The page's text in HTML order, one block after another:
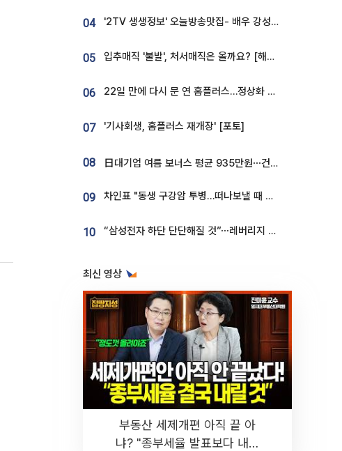
04 '2TV 생생정보' 오늘방송맛집- 배우 강성진 단골! 쌀국수ㆍ푸팟퐁 커리 맛집 '블○○○'
05 입추매직 '불발', 처서매직은 올까요? [해시태그]
06 22일 만에 다시 문 연 홈플러스…정상화 바쁜데 재고 없어 ‘발동동’[가보니]
07 '기사회생, 홈플러스 재개장' [포토]
08 日대기업 여름 보너스 평균 935만원⋯건설회사 1800만 넘어
09 차인표 "동생 구강암 투병…떠나보낼 때 가장 힘들었다”
10 “삼성전자 하단 단단해질 것”⋯레버리지 규제에 쏠림 완화 [찐코노미]
최신 영상
부동산 세제개편 아직 끝 아
냐? "종부세율 발표보다 내릴